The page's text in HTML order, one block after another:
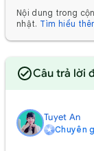
Nội dung trong
nhật. Tìm hiểu
Câu trả lời
Tuyet An
Chuyên